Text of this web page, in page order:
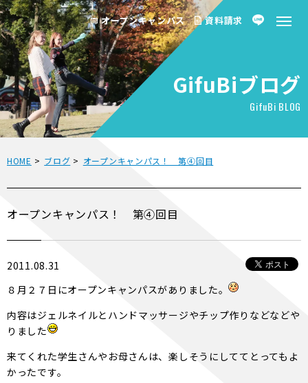
オープンキャンパス 資料請求
GifuBiブログ
GifuBi BLOG
HOME > ブログ > オープンキャンパス！ 第④回目
オープンキャンパス！ 第④回目
2011.08.31
８月２７日にオープンキャンパスがありました。
内容はジェルネイルとハンドマッサージやチップ作りなどなどや
りました
来てくれた学生さんやお母さんは、楽しそうにしててとってもよ
かったです。